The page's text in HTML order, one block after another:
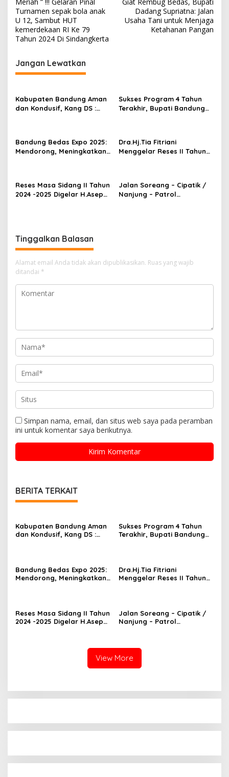
a
v
i
a
i
p
s
Meriah ” !!! Gelaran Pinal
Turnamen sepak bola anak
U 12, Sambut HUT
kemerdekaan RI Ke 79
Tahun 2024 Di Sindangkerta
Giat Rembug Bedas, Bupati
Dadang Supriatna: Jalan
Usaha Tani untuk Menjaga
Ketahanan Pangan
Jangan Lewatkan
Kabupaten Bandung Aman
dan Kondusif, Kang DS :
Sukses Program 4 Tahun
Terakhir, Bupati Bandung
Bandung Bedas Expo 2025:
Mendorong, Meningkatkan
Dra.Hj.Tia Fitriani
Menggelar Reses II Tahun
Reses Masa Sidang II Tahun
2024 -2025 Digelar H.Asep
Jalan Soreang – Cipatik /
Nanjung – Patrol
Tinggalkan Balasan
Alamat email Anda tidak akan dipublikasikan. Ruas yang wajib
ditandai *
Simpan nama, email, dan situs web saya pada peramban
ini untuk komentar saya berikutnya.
BERITA TERKAIT
Kabupaten Bandung Aman
dan Kondusif, Kang DS :
Sukses Program 4 Tahun
Terakhir, Bupati Bandung
Bandung Bedas Expo 2025:
Mendorong, Meningkatkan
Dra.Hj.Tia Fitriani
Menggelar Reses II Tahun
Reses Masa Sidang II Tahun
2024 -2025 Digelar H.Asep
Jalan Soreang – Cipatik /
Nanjung – Patrol
Juga Perangkat Desa
View More